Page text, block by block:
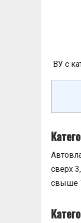
ВУ с
сверх
свыше